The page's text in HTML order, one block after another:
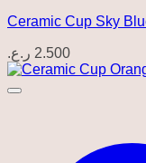
Ceramic Cup Sky
2.500 ر.ع.